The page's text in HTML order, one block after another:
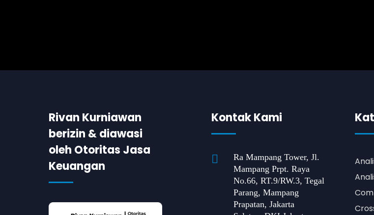
Rivan Kurniawan
berizin & diawasi
oleh Otoritas Jasa
Keuangan
Kontak Kami
Ra Mampang Tower, Jl.
Mampang Prpt. Raya
No.66, RT.9/RW.3, Tegal
Parang, Mampang
Prapatan, Jakarta